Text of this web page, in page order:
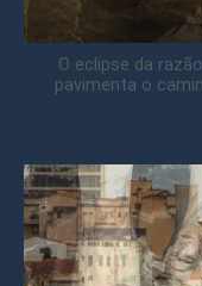
O eclipse da
pavimenta o